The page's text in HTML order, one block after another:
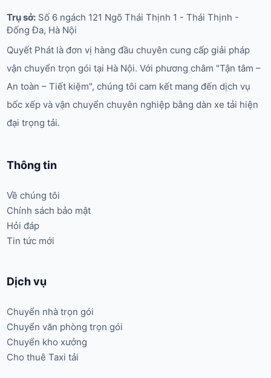
Trụ sở: Số 6 ngách 121 Ngõ Thái Thịnh 1 - Thái Thịnh -
Đống Đa, Hà Nội
Quyết Phát là đơn vị hàng đầu chuyên cung cấp giải pháp
vận chuyển trọn gói tại Hà Nội. Với phương châm "Tận tâm –
An toàn – Tiết kiệm", chúng tôi cam kết mang đến dịch vụ
bốc xếp và vận chuyển chuyên nghiệp bằng dàn xe tải hiện
đại trọng tải.
Thông tin
Về chúng tôi
Chính sách bảo mật
Hỏi đáp
Tin tức mới
Dịch vụ
Chuyển nhà trọn gói
Chuyển văn phòng trọn gói
Chuyển kho xưởng
Cho thuê Taxi tải